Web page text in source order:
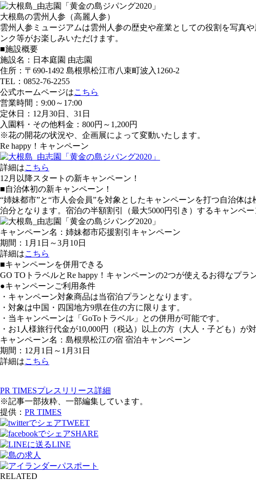
大根島の雲州人参（高麗人参）
雲州人参ミュージアムは雲州人参の歴史や産業としての役割を写真
ンク等がお楽しみいただけます。
■施設概要
施設名：日本庭園 由志園
住所：〒690-1492 島根県松江市八束町波入1260-2
TEL：0852-76-2255
公式ホームページはこちら
営業時間：9:00～17:00
定休日：12月30日、31日
入園料・その他料金：800円～1,200円
※花の開花の状況や、企画展によって変動いたします。
Re happy！キャンペーン
詳細はこちら
12月以降スタートの新キャンペーン！
■自治体初の新キャンペーン！
“姉妹都市”と“市人会会員”を対象としたキャンペーンを打つ自治体
泊分となります。宿泊の半額割引（最大5000円引き）するキャンペ
キャンペーン名：姉妹都市応援割引キャンペーン
期間：1月1日～3月10日
詳細はこちら
■キャンペーンを併用できる
GO TOトラベルとRe happy！キャンペーンの2つが使えるお得なプラ
●キャンペーンご利用条件
・キャンペーン対象商品は当宿泊プランとなります。
・対象は中国・四国地方9県在住の方に限ります。
・当キャンペーンは「GoToトラベル」との併用が可能です。
・お1人様旅行代金が10,000円（税込）以上の方（大人・子ども）が
キャンペーン名：島根県松江の宿 宿泊キャンペーン
期間：12月1日～1月31日
詳細はこちら
PR TIMESプレスリリース詳細
※記事一部抜粋、一部編集しています。
提供： PR TIMES
TWEET
SHARE
LINE
RELATED